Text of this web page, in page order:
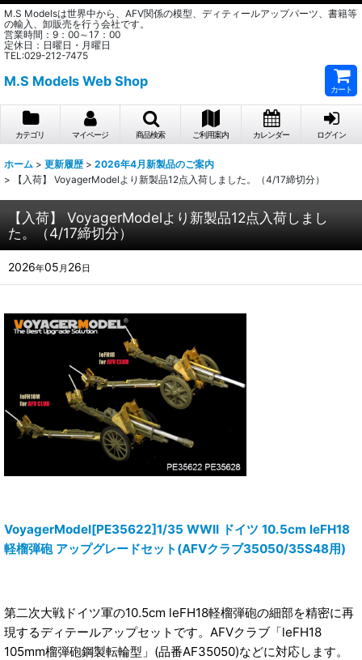
M.S Modelsは世界中から、AFV関係の模型、ディティールアップパーツ、書籍等
の輸入、卸販売を行う会社です。
営業時間：9：00～17：00
定休日：日曜日・月曜日
TEL:029-212-7475
M.S Models Web Shop
カート
カテゴリ マイページ 商品検索 ご利用案内 カレンダー ログイン
ホーム > 更新履歴 > 2026年4月新製品のご案内
>
【入荷】 VoyagerModelより新製品12点入荷しました。（4/17締切分）
【入荷】 VoyagerModelより新製品12点入荷しまし
た。（4/17締切分）
2026年05 月 26日
VoyagerModel[PE35622]1/35 WWII ドイツ 10.5cm leFH18
軽榴弾砲 アップグレードセット(AFVクラブ35050/35S48用)
第二次大戦ドイツ軍の10.5cm leFH18軽榴弾砲の細部を精密に再
現するディテールアップセットです。AFVクラブ「leFH18
105mm榴弾砲鋼製転輪型」(品番AF35050)などに対応します。